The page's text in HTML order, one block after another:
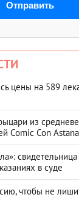
Отправить
цены на 589
из
Comic Con
в суде
чтобы не